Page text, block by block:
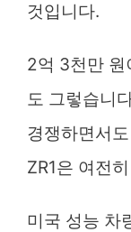
것입니다.
2억 3천만 원
도 그렇습니
경쟁하면서
ZR1은 여전
미국 성능 차